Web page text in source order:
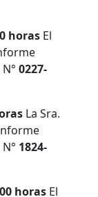
horas El
0227-
La Sra.
1824-
horas El